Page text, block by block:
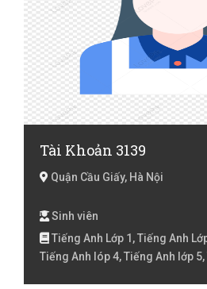
Tài Khoản 3139
Quận Cầu Giấy, Hà Nội
Sinh viên
Tiếng Anh Lớp 1, Tiếng Anh
Tiếng Anh lóp 4, Tiếng Anh lớp